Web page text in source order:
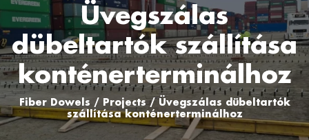
Üvegszálas
dübeltartók szállítása
konténerterminálhoz
Fiber Dowels / Projects/ Üvegszálas dübeltartók
szállítása konténerterminálhoz